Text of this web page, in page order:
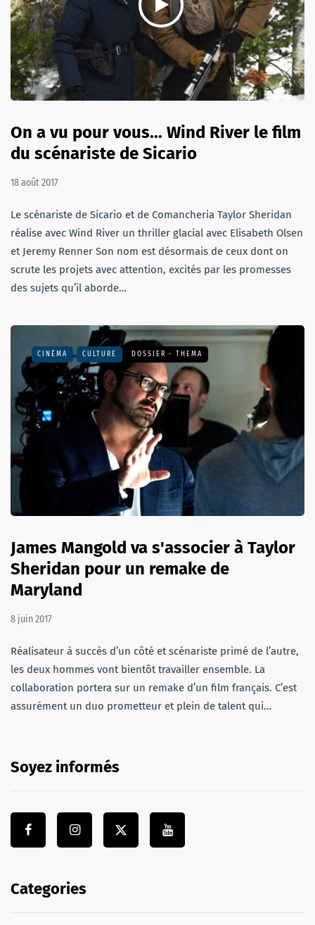
On a vu pour vous... Wind River le film
du scénariste de Sicario
18 août 2017
Le scénariste de Sicario et de Comancheria Taylor Sheridan
réalise avec Wind River un thriller glacial avec Elisabeth Olsen
et Jeremy Renner Son nom est désormais de ceux dont on
scrute les projets avec attention, excités par les promesses
des sujets qu’il aborde…
CINÉMA CULTURE DOSSIER - THEMA
James Mangold va s'associer à Taylor
Sheridan pour un remake de
Maryland
8 juin 2017
Réalisateur à succès d’un côté et scénariste primé de l’autre,
les deux hommes vont bientôt travailler ensemble. La
collaboration portera sur un remake d’un film français. C’est
assurément un duo prometteur et plein de talent qui…
Soyez informés
Categories